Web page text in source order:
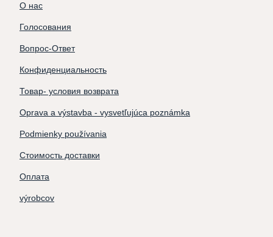
О нас
Голосования
Вопрос-Ответ
Конфиденциальность
Товар- условия возврата
Oprava a výstavba - vysvetľujúca poznámka
Podmienky používania
Стоимость доставки
Оплата
výrobcov